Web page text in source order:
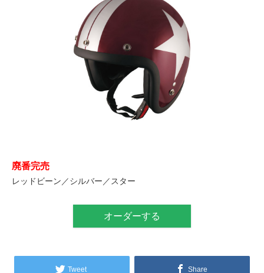
廃番完売
レッドビーン／シルバー／スター
オーダーする
Tweet Share